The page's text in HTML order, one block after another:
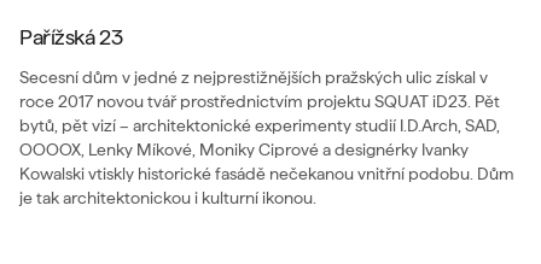
Pařížská 23
Secesní dům v jedné z nejprestižnějších pražských ulic získal v
roce 2017 novou tvář prostřednictvím projektu SQUAT iD23. Pět
bytů, pět vizí – architektonické experimenty studií I.D.Arch, SAD,
OOOOX, Lenky Míkové, Moniky Ciprové a designérky Ivanky
Kowalski vtiskly historické fasádě nečekanou vnitřní podobu. Dům
je tak architektonickou i kulturní ikonou.